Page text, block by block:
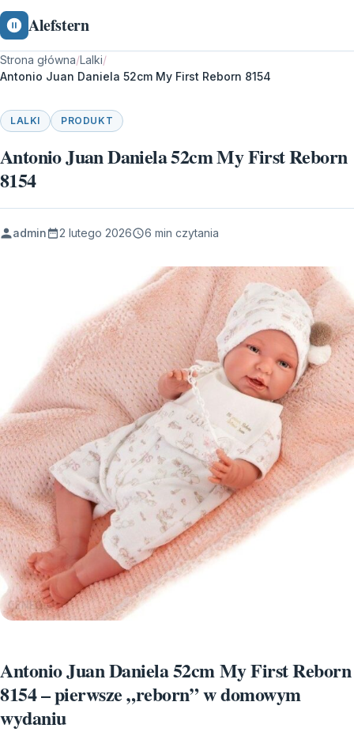
Alefstern
Strona główna/Lalki/
Antonio Juan Daniela 52cm My First Reborn 8154
LALKI PRODUKT
Antonio Juan Daniela 52cm My First Reborn
8154
admin 2 lutego 2026 6 min czytania
Antonio Juan Daniela 52cm My First Reborn
8154 – pierwsze „reborn” w domowym
wydaniu